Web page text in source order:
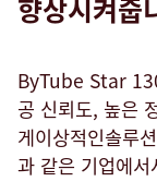
향상시켜줍
ByTube Star
공 신뢰도, 높은
게이상적인솔루
과 같은 기업에